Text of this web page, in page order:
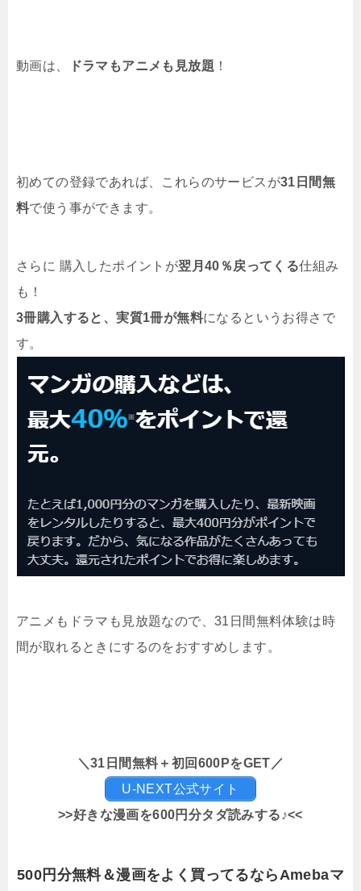
動画は、 ドラマもアニメも見放題 ！
初めての登録であれば、これらのサービスが31日間無
料で使う事ができます。
さらに 購入したポイントが翌月40％戻ってくる仕組み
も！
3冊購入すると、実質1冊が無料になるというお得さで
す。
アニメもドラマも見放題なので、31日間無料体験は時
間が取れるときにするのをおすすめします。
＼31日間無料＋初回600PをGET／
U-NEXT公式サイト
>>好きな漫画を600円分タダ読みする♪<<
500円分無料＆漫画をよく買ってるならAmebaマ